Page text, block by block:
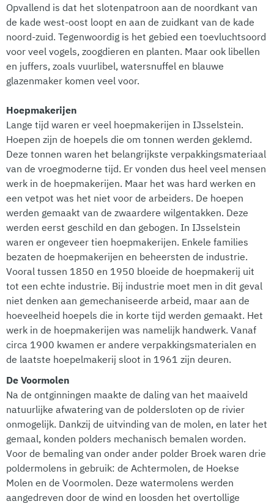
Opvallend is dat het slotenpatroon aan de noordkant van
de kade west-oost loopt en aan de zuidkant van de kade
noord-zuid. Tegenwoordig is het gebied een toevluchtsoord
voor veel vogels, zoogdieren en planten. Maar ook libellen
en juffers, zoals vuurlibel, watersnuffel en blauwe
glazenmaker komen veel voor.
Hoepmakerijen
Lange tijd waren er veel hoepmakerijen in IJsselstein.
Hoepen zijn de hoepels die om tonnen werden geklemd.
Deze tonnen waren het belangrijkste verpakkingsmateriaal
van de vroegmoderne tijd. Er vonden dus heel veel mensen
werk in de hoepmakerijen. Maar het was hard werken en
een vetpot was het niet voor de arbeiders. De hoepen
werden gemaakt van de zwaardere wilgentakken. Deze
werden eerst geschild en dan gebogen. In IJsselstein
waren er ongeveer tien hoepmakerijen. Enkele families
bezaten de hoepmakerijen en beheersten de industrie.
Vooral tussen 1850 en 1950 bloeide de hoepmakerij uit
tot een echte industrie. Bij industrie moet men in dit geval
niet denken aan gemechaniseerde arbeid, maar aan de
hoeveelheid hoepels die in korte tijd werden gemaakt. Het
werk in de hoepmakerijen was namelijk handwerk. Vanaf
circa 1900 kwamen er andere verpakkingsmaterialen en
de laatste hoepelmakerij sloot in 1961 zijn deuren.
De Voormolen
Na de ontginningen maakte de daling van het maaiveld
natuurlijke afwatering van de poldersloten op de rivier
onmogelijk. Dankzij de uitvinding van de molen, en later het
gemaal, konden polders mechanisch bemalen worden.
Voor de bemaling van onder ander polder Broek waren drie
poldermolens in gebruik: de Achtermolen, de Hoekse
Molen en de Voormolen. Deze watermolens werden
aangedreven door de wind en loosden het overtollige